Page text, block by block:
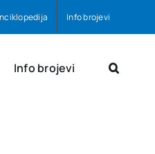
Info brojevi
Info brojevi